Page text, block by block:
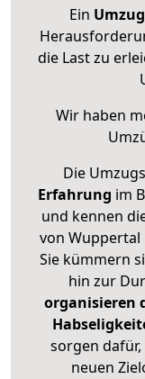
Ein Umzug
die Last zu
Wir haben
Die
Erfahrung im
und kennen
von
Sie kümmern
hin zur
organisieren
sorgen
neuen